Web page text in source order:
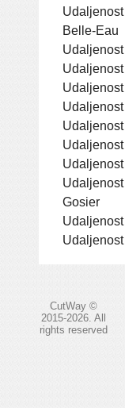
Belle-Eau
Gosier
CutWay ©
2015-2026. All
rights reserved